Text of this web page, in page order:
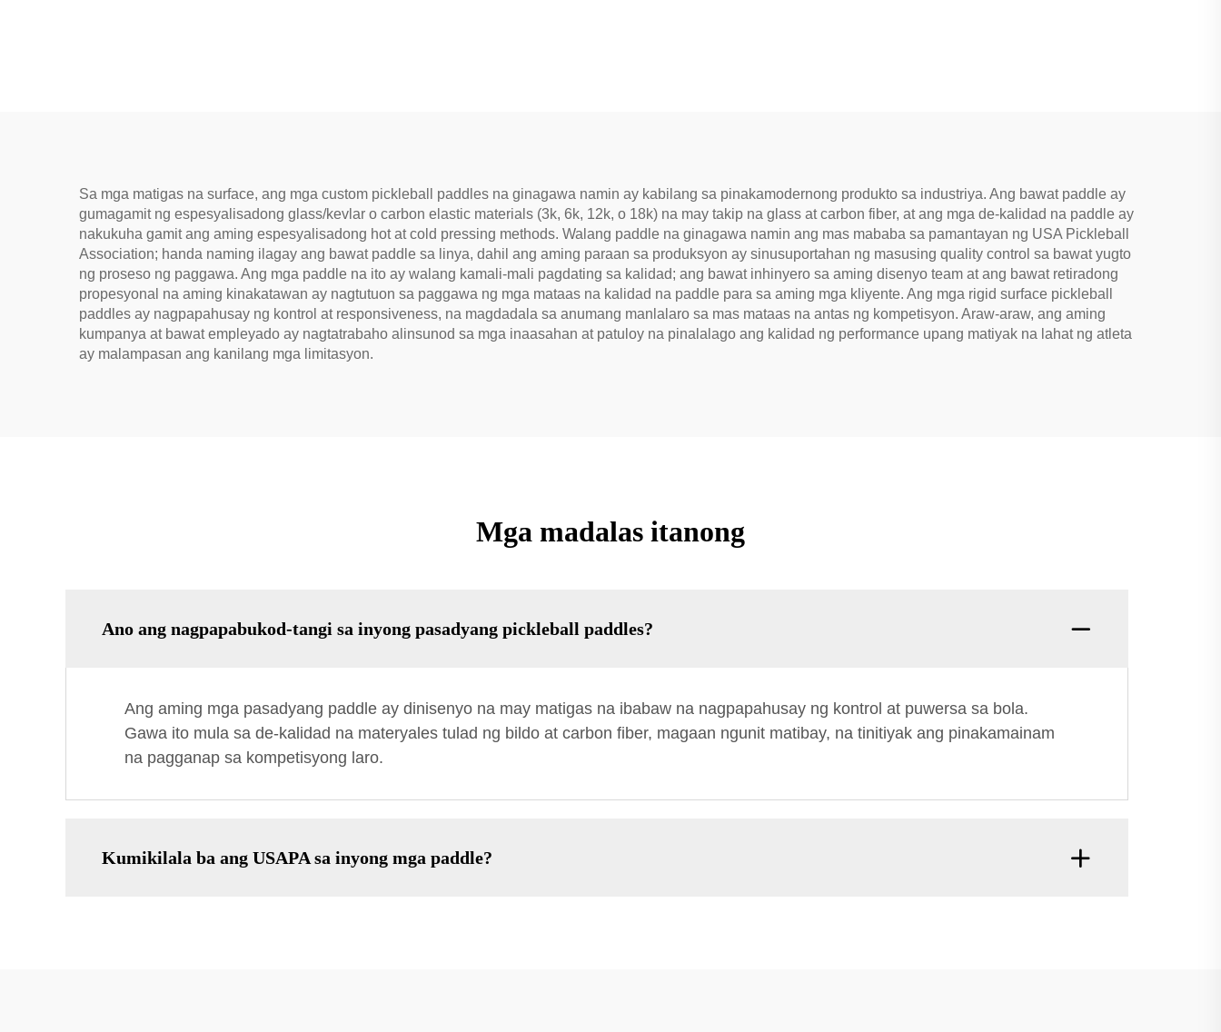
Sa mga matigas na surface, ang mga custom pickleball paddles na ginagawa namin ay kabilang sa pinakamodernong produkto sa industriya. Ang bawat paddle ay
gumagamit ng espesyalisadong glass/kevlar o carbon elastic materials (3k, 6k, 12k, o 18k) na may takip na glass at carbon fiber, at ang mga de-kalidad na paddle ay
nakukuha gamit ang aming espesyalisadong hot at cold pressing methods. Walang paddle na ginagawa namin ang mas mababa sa pamantayan ng USA Pickleball
Association; handa naming ilagay ang bawat paddle sa linya, dahil ang aming paraan sa produksyon ay sinusuportahan ng masusing quality control sa bawat yugto
ng proseso ng paggawa. Ang mga paddle na ito ay walang kamali-mali pagdating sa kalidad; ang bawat inhinyero sa aming disenyo team at ang bawat retiradong
propesyonal na aming kinakatawan ay nagtutuon sa paggawa ng mga mataas na kalidad na paddle para sa aming mga kliyente. Ang mga rigid surface pickleball
paddles ay nagpapahusay ng kontrol at responsiveness, na magdadala sa anumang manlalaro sa mas mataas na antas ng kompetisyon. Araw-araw, ang aming
kumpanya at bawat empleyado ay nagtatrabaho alinsunod sa mga inaasahan at patuloy na pinalalago ang kalidad ng performance upang matiyak na lahat ng atleta
ay malampasan ang kanilang mga limitasyon.
Mga madalas itanong
Ano ang nagpapabukod-tangi sa inyong pasadyang pickleball paddles?
Ang aming mga pasadyang paddle ay dinisenyo na may matigas na ibabaw na nagpapahusay ng kontrol at puwersa sa bola.
Gawa ito mula sa de-kalidad na materyales tulad ng bildo at carbon fiber, magaan ngunit matibay, na tinitiyak ang pinakamainam
na pagganap sa kompetisyong laro.
Kumikilala ba ang USAPA sa inyong mga paddle?